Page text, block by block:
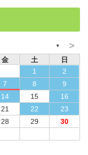
▼ >
金 土
日
1
2
7 8
9
14 15
16
21 22
23
28 29
30